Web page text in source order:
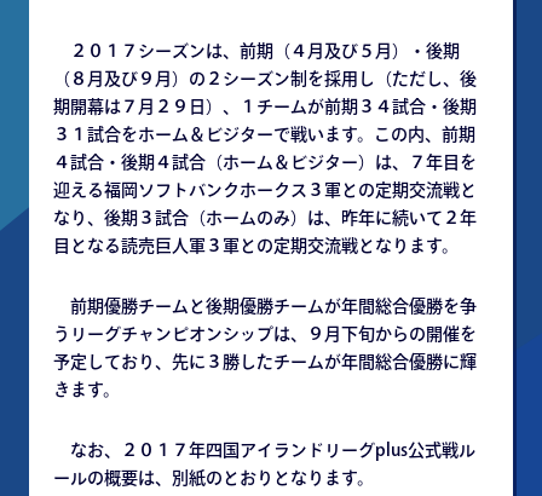
２０１７シーズンは、前期（４月及び５月）・後期
（８月及び９月）の２シーズン制を採用し（ただし、後
期開幕は７月２９日）、１チームが前期３４試合・後期
３１試合をホーム＆ビジターで戦います。この内、前期
４試合・後期４試合（ホーム＆ビジター）は、７年目を
迎える福岡ソフトバンクホークス３軍との定期交流戦と
なり、後期３試合（ホームのみ）は、昨年に続いて２年
目となる読売巨人軍３軍との定期交流戦となります。
前期優勝チームと後期優勝チームが年間総合優勝を争
うリーグチャンピオンシップは、９月下旬からの開催を
予定しており、先に３勝したチームが年間総合優勝に輝
きます。
なお、２０１７年四国アイランドリーグplus公式戦ル
ールの概要は、別紙のとおりとなります。